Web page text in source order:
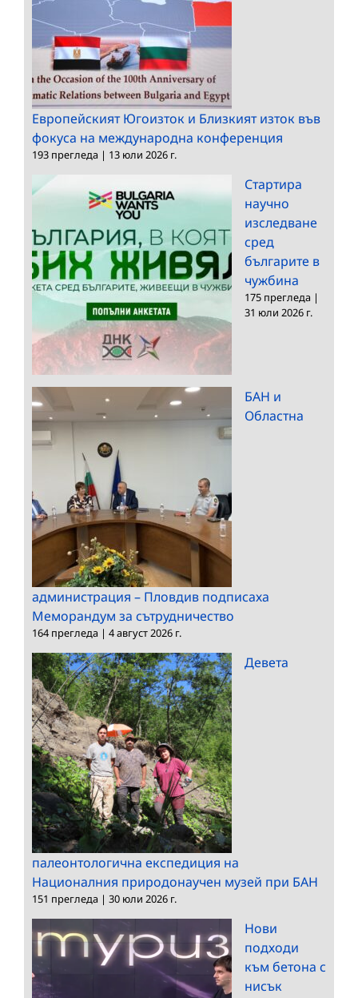
Европейският Югоизток и Близкият изток във
фокуса на международна конференция
193 прегледа | 13 юли 2026 г.
Стартира
научно
изследване
сред
българите в
чужбина
175 прегледа |
31 юли 2026 г.
БАН и
Областна
администрация – Пловдив подписаха
Меморандум за сътрудничество
164 прегледа | 4 август 2026 г.
Девета
палеонтологична експедиция на
Националния природонаучен музей при БАН
151 прегледа | 30 юли 2026 г.
Нови
подходи
към бетона с
нисък